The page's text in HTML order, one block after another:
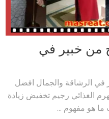
من خبير في
في الرشاقة والجمال افضل
الغذائي رجيم تخفيض زيادة
هو مفهوم ...